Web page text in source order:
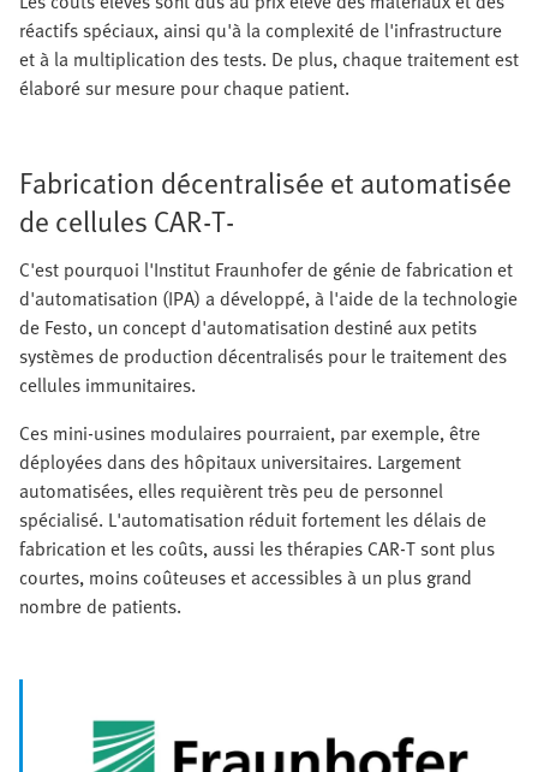
réactifs spéciaux, ainsi qu'à la complexité de l'infrastructure
et à la multiplication des tests. De plus, chaque traitement est
élaboré sur mesure pour chaque patient.
Fabrication décentralisée et automatisée
de cellules CAR‑T‑
C'est pourquoi l'Institut Fraunhofer de génie de fabrication et
d'automatisation (IPA) a développé, à l'aide de la technologie
de Festo, un concept d'automatisation destiné aux petits
systèmes de production décentralisés pour le traitement des
cellules immunitaires.
Ces mini-usines modulaires pourraient, par exemple, être
déployées dans des hôpitaux universitaires. Largement
automatisées, elles requièrent très peu de personnel
spécialisé. L'automatisation réduit fortement les délais de
fabrication et les coûts, aussi les thérapies CAR‑T sont plus
courtes, moins coûteuses et accessibles à un plus grand
nombre de patients.